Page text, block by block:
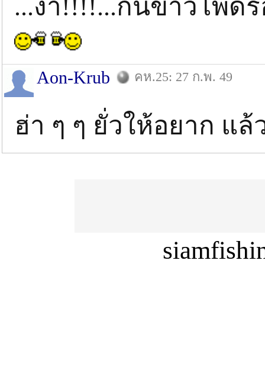
...ง่า!!!!...กินข้าวโพด
Aon-Krub คห.25: 27 ก.พ. 49
ฮ่า ๆ ๆ ยั่วให้อยาก แ